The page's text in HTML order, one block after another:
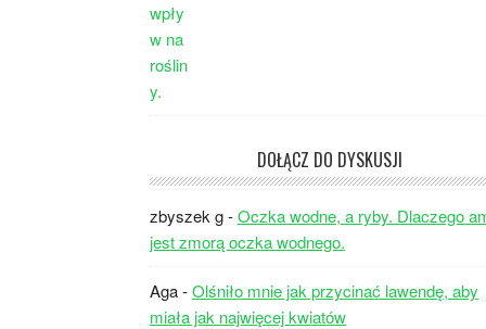
DOŁĄCZ DO DYSKUSJI
zbyszek g-Oczka wodne, a ryby. Dlaczego
jest zmorą oczka wodnego.
Aga-Olśniło mnie jak przycinać lawendę, aby
miała jak najwięcej kwiatów